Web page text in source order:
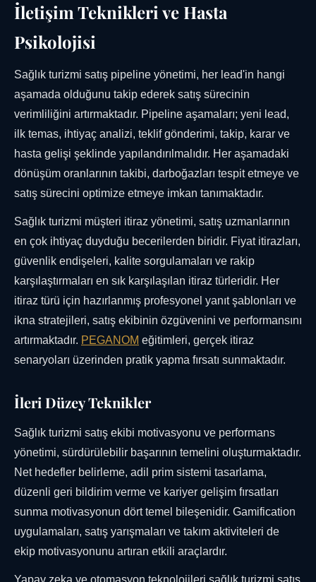
İletişim Teknikleri ve Hasta
Psikolojisi
Sağlık turizmi satış pipeline yönetimi, her lead'in hangi
aşamada olduğunu takip ederek satış sürecinin
verimliliğini artırmaktadır. Pipeline aşamaları; yeni lead,
ilk temas, ihtiyaç analizi, teklif gönderimi, takip, karar ve
hasta gelişi şeklinde yapılandırılmalıdır. Her aşamadaki
dönüşüm oranlarının takibi, darboğazları tespit etmeye ve
satış sürecini optimize etmeye imkan tanımaktadır.
Sağlık turizmi müşteri itiraz yönetimi, satış uzmanlarının
en çok ihtiyaç duyduğu becerilerden biridir. Fiyat itirazları,
güvenlik endişeleri, kalite sorgulamaları ve rakip
karşılaştırmaları en sık karşılaşılan itiraz türleridir. Her
itiraz türü için hazırlanmış profesyonel yanıt şablonları ve
ikna stratejileri, satış ekibinin özgüvenini ve performansını
artırmaktadır. PEGANOM eğitimleri, gerçek itiraz
senaryoları üzerinden pratik yapma fırsatı sunmaktadır.
İleri Düzey Teknikler
Sağlık turizmi satış ekibi motivasyonu ve performans
yönetimi, sürdürülebilir başarının temelini oluşturmaktadır.
Net hedefler belirleme, adil prim sistemi tasarlama,
düzenli geri bildirim verme ve kariyer gelişim fırsatları
sunma motivasyonun dört temel bileşenidir. Gamification
uygulamaları, satış yarışmaları ve takım aktiviteleri de
ekip motivasyonunu artıran etkili araçlardır.
Yapay zeka ve otomasyon teknolojileri sağlık turizmi satış